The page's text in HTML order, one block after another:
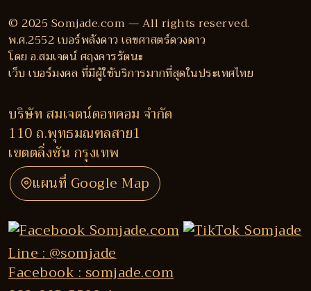
© 2025 Somjade.com — All rights reserved.
พ.ศ.2552 เบอร์พลังดาว เลขศาสตร์ดวงดาว
โดย อ.สมเจตน์ ศฤงคารรัตนะ
เว็บ เบอร์มงคล ที่มีผู้ใช้บริการมากที่สุดในประเทศไทย
บริษัท สมเจตน์ดอทคอม จำกัด
110 ถ.พุทธมณฑลสาย1
เขตตลิ่งชัน กรุงเทพ
แผนที่ Google Map
Line : @somjade
Facebook : somjade.com